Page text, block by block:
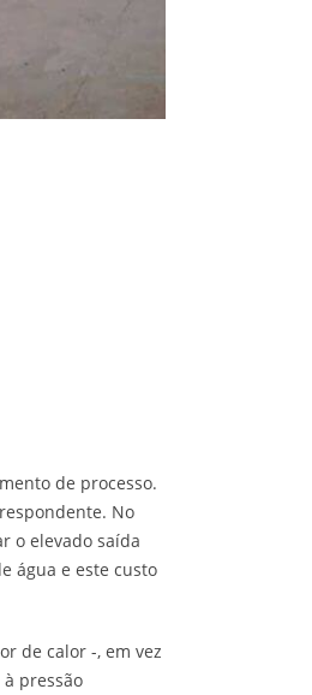
de processo.
No
o elevado saída
água e este custo
de calor -, em vez
pressão